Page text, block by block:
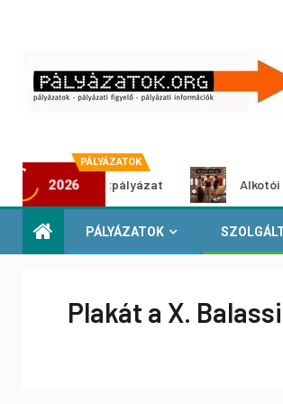
PÁLYÁZATOK
2026
ötletpályázat Alkotói pályázat
PÁLYÁZATOK
Plakát a X.